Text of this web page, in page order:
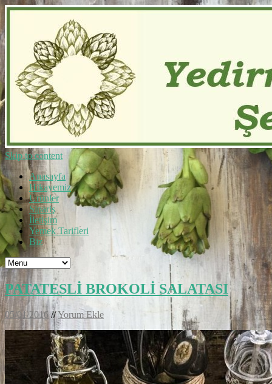
Skip to content
Anasayfa
Hikayemiz
Ürünler
Sipariş
İletişim
Yemek Tarifleri
Biz
PATATESLİ BROKOLİ SALATASI
05/01/2016//Yorum Ekle